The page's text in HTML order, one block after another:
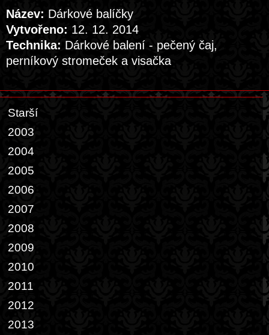
Název: Dárkové balíčky
Vytvořeno: 12. 12. 2014
Technika: Dárkové balení - pečený čaj,
perníkový stromeček a visačka
Starší
2003
2004
2005
2006
2007
2008
2009
2010
2011
2012
2013